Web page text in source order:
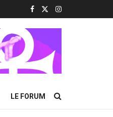
LE FORUM